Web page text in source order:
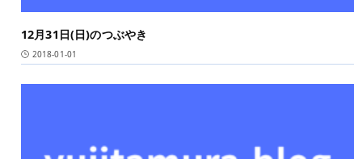
12月31日(日)のつぶやき
2018-01-01